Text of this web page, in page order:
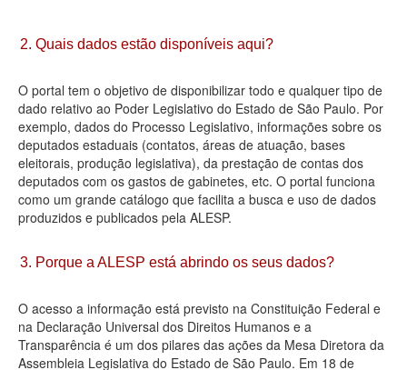
Agenda
Perguntas frequentes
Contato
2. Quais dados estão disponíveis aqui?
O portal tem o objetivo de disponibilizar todo e qualquer tipo de
dado relativo ao Poder Legislativo do Estado de São Paulo. Por
exemplo, dados do Processo Legislativo, informações sobre os
deputados estaduais (contatos, áreas de atuação, bases
eleitorais, produção legislativa), da prestação de contas dos
deputados com os gastos de gabinetes, etc. O portal funciona
como um grande catálogo que facilita a busca e uso de dados
produzidos e publicados pela ALESP.
3. Porque a ALESP está abrindo os seus dados?
O acesso a informação está previsto na Constituição Federal e
na Declaração Universal dos Direitos Humanos e a
Transparência é um dos pilares das ações da Mesa Diretora da
Assembleia Legislativa do Estado de São Paulo. Em 18 de